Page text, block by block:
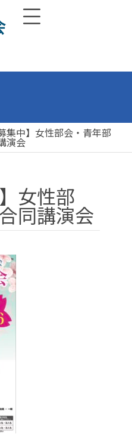
集中】女性部会・青年部
演会
女性部
同講演会